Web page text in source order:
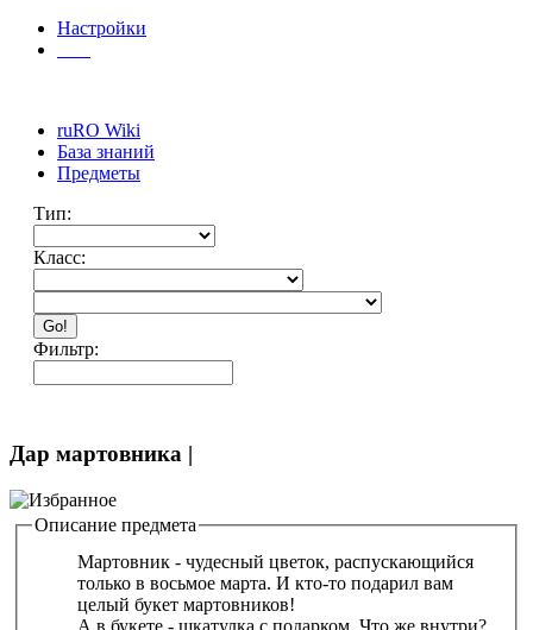
Настройки
ruRO Wiki
База знаний
Предметы
Тип:
Класс:
Go!
Фильтр:
Дар мартовника |
Описание предмета
Мартовник - чудесный цветок, распускающийся
только в восьмое марта. И кто-то подарил вам
целый букет мартовников!